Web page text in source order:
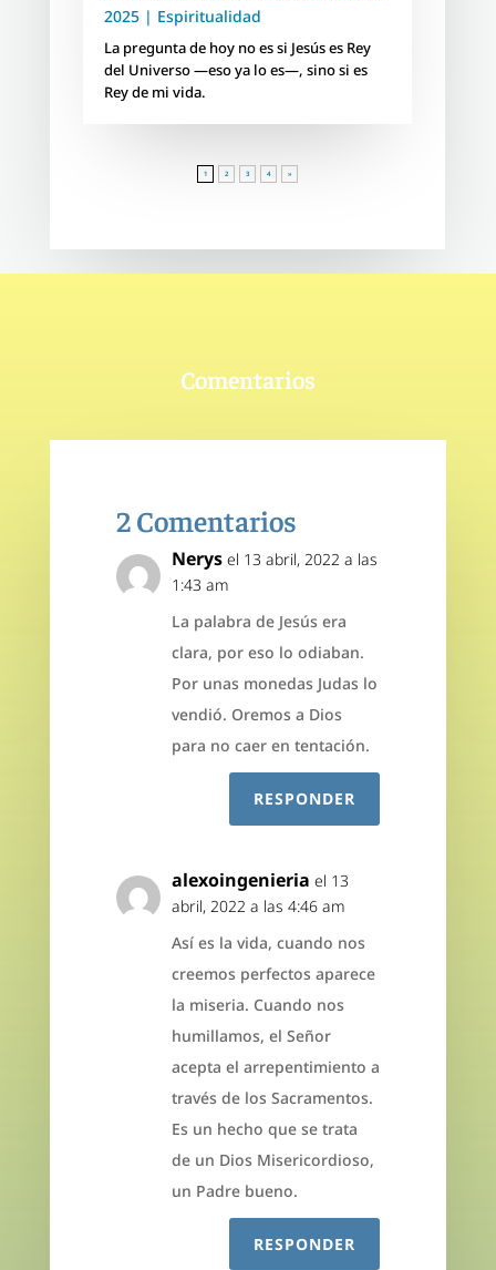
2025| Espiritualidad
La pregunta de hoy no es si Jesús es Rey
del Universo —eso ya lo es—, sino si es
Rey de mi vida.
1 2 3 4 »
Comentarios
2 Comentarios
Nerys el 13 abril, 2022 a las
1:43 am
La palabra de Jesús era
clara, por eso lo odiaban.
Por unas monedas Judas lo
vendió. Oremos a Dios
para no caer en tentación.
RESPONDER
alexoingenieria el 13
abril, 2022 a las 4:46 am
Así es la vida, cuando nos
creemos perfectos aparece
la miseria. Cuando nos
humillamos, el Señor
acepta el arrepentimiento a
través de los Sacramentos.
Es un hecho que se trata
de un Dios Misericordioso,
un Padre bueno.
RESPONDER